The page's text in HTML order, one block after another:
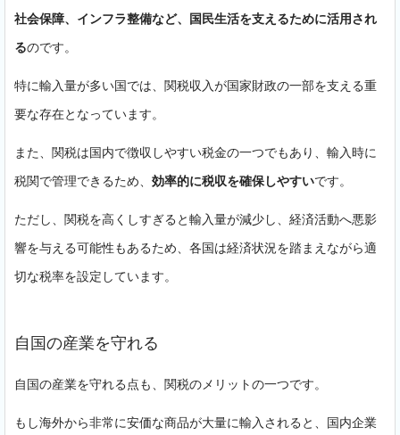
社会保障、インフラ整備など、国民生活を支えるために活用され
るのです。
特に輸入量が多い国では、関税収入が国家財政の一部を支える重
要な存在となっています。
また、関税は国内で徴収しやすい税金の一つでもあり、輸入時に
税関で管理できるため、 効率的に税収を確保しやすいです。
ただし、関税を高くしすぎると輸入量が減少し、経済活動へ悪影
響を与える可能性もあるため、各国は経済状況を踏まえながら適
切な税率を設定しています。
自国の産業を守れる
自国の産業を守れる点も、関税のメリットの一つです。
もし海外から非常に安価な商品が大量に輸入されると、国内企業